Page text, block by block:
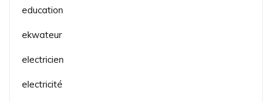
education
ekwateur
electricien
electricité